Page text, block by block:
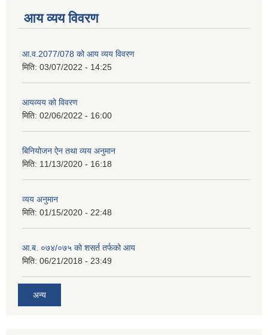
आय व्यय विवरण
आ.व.2077/078 को आय व्यय विवरण
मिति: 03/07/2022 - 14:25
आयव्यय को विवरण
मिति: 02/06/2022 - 16:00
बिनियोजन ऐन तथा व्यय अनुमान
मिति: 11/13/2020 - 16:18
व्यय अनुमान
मिति: 01/15/2020 - 22:48
आ.ब. ०७४/०७५ को शसर्त तर्फको आय
मिति: 06/21/2018 - 23:49
अन्य